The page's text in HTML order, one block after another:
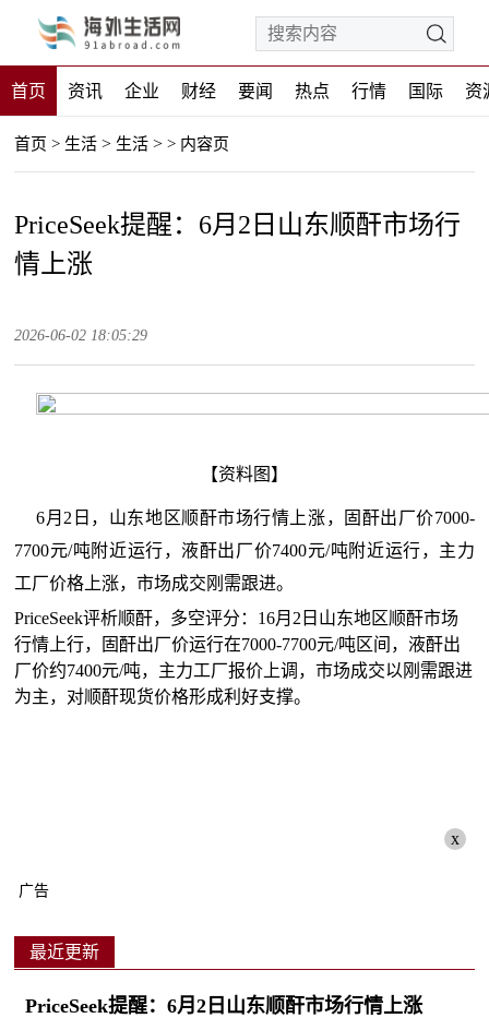
首页 资讯 企业 财经 要闻 热点 行情 国际 资
首页 > 生活 > 生活 > > 内容页
PriceSeek提醒：6月2日山东顺酐市场行
情上涨
2026-06-02 18:05:29
【资料图】
6月2日，山东地区顺酐市场行情上涨，固酐出厂价7000-
7700元/吨附近运行，液酐出厂价7400元/吨附近运行，主力
工厂价格上涨，市场成交刚需跟进。
PriceSeek评析顺酐，多空评分：16月2日山东地区顺酐市场
行情上行，固酐出厂价运行在7000-7700元/吨区间，液酐出
厂价约7400元/吨，主力工厂报价上调，市场成交以刚需跟进
为主，对顺酐现货价格形成利好支撑。
x
广告
最近更新
PriceSeek提醒：6月2日山东顺酐市场行情上涨